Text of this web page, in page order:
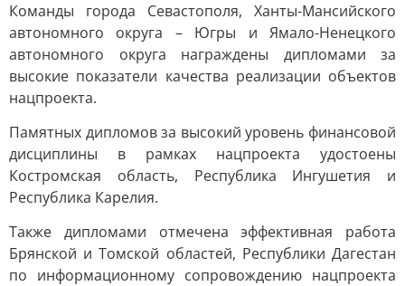
Команды города Севастополя, Ханты-Мансийского
автономного округа – Югры и Ямало-Ненецкого
автономного округа награждены дипломами за
высокие показатели качества реализации объектов
нацпроекта.
Памятных дипломов за высокий уровень финансовой
дисциплины в рамках нацпроекта удостоены
Костромская область, Республика Ингушетия и
Республика Карелия.
Также дипломами отмечена эффективная работа
Брянской и Томской областей, Республики Дагестан
по информационному сопровождению нацпроекта